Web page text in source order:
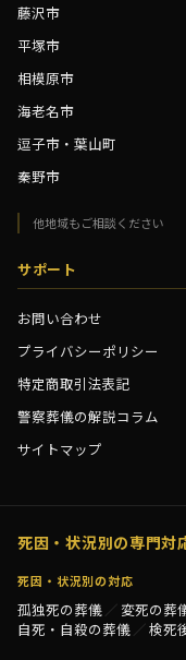
藤沢市
平塚市
相模原市
海老名市
逗子市・葉山町
秦野市
他地域もご相談ください
サポート
お問い合わせ
プライバシーポリシー
特定商取引法表記
警察葬儀の解説コラム
サイトマップ
死因・状況別の専門対
死因・状況別の対応
孤独死の葬儀 変死の葬
自死・自殺の葬儀
検死